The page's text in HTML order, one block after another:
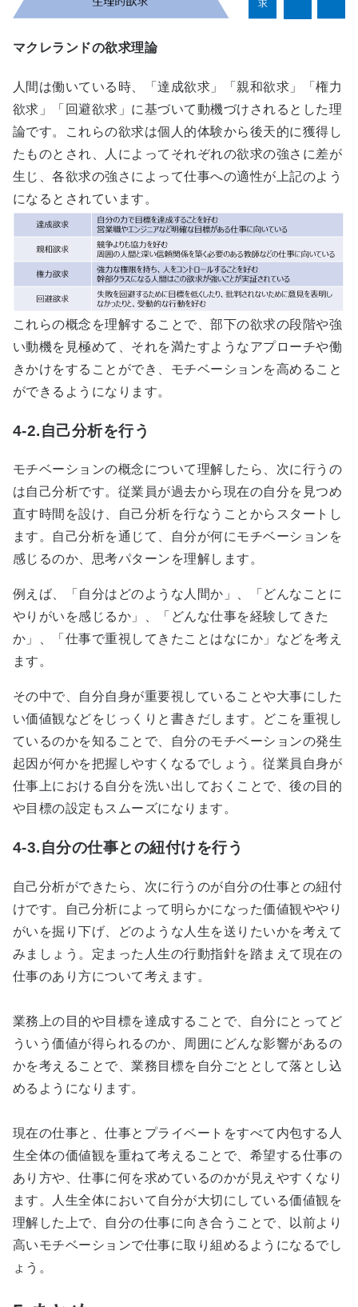
マクレランドの欲求理論
人間は働いている時、「達成欲求」「親和欲求」「権力
欲求」「回避欲求」に基づいて動機づけされるとした理
論です。これらの欲求は個人的体験から後天的に獲得し
たものとされ、人によってそれぞれの欲求の強さに差が
生じ、各欲求の強さによって仕事への適性が上記のよう
になるとされています。
これらの概念を理解することで、部下の欲求の段階や強
い動機を見極めて、それを満たすようなアプローチや働
きかけをすることができ、モチベーションを高めること
ができるようになります。
4-2.自己分析を行う
モチベーションの概念について理解したら、次に行うの
は自己分析です。従業員が過去から現在の自分を見つめ
直す時間を設け、自己分析を行なうことからスタートし
ます。自己分析を通じて、自分が何にモチベーションを
感じるのか、思考パターンを理解します。
例えば、「自分はどのような人間か」、「どんなことに
やりがいを感じるか」、「どんな仕事を経験してきた
か」、「仕事で重視してきたことはなにか」などを考え
ます。
その中で、自分自身が重要視していることや大事にした
い価値観などをじっくりと書きだします。どこを重視し
ているのかを知ることで、自分のモチベーションの発生
起因が何かを把握しやすくなるでしょう。従業員自身が
仕事上における自分を洗い出しておくことで、後の目的
や目標の設定もスムーズになります。
4-3.自分の仕事との紐付けを行う
自己分析ができたら、次に行うのが自分の仕事との紐付
けです。自己分析によって明らかになった価値観ややり
がいを掘り下げ、どのような人生を送りたいかを考えて
みましょう。定まった人生の行動指針を踏まえて現在の
仕事のあり方について考えます。
業務上の目的や目標を達成することで、自分にとってど
ういう価値が得られるのか、周囲にどんな影響があるの
かを考えることで、業務目標を自分ごととして落とし込
めるようになります。
現在の仕事と、仕事とプライベートをすべて内包する人
生全体の価値観を重ねて考えることで、希望する仕事の
あり方や、仕事に何を求めているのかが見えやすくなり
ます。人生全体において自分が大切にしている価値観を
理解した上で、自分の仕事に向き合うことで、以前より
高いモチベーションで仕事に取り組めるようになるでし
ょう。